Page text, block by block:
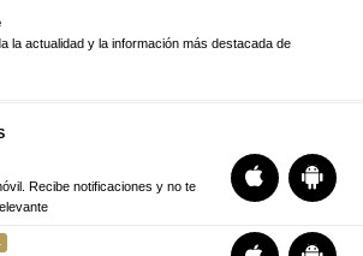
la actualidad y la información más destacada de
Recibe notificaciones y no te